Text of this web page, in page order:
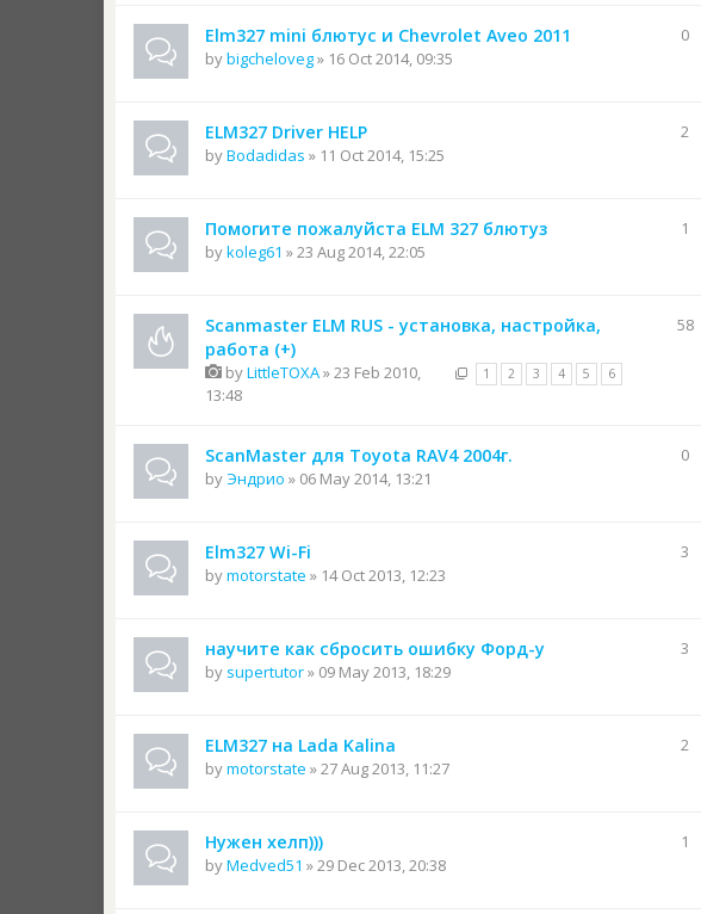
Elm327 mini блютус и Chevrolet Aveo 2011
bybigcheloveg» 16 Oct 2014, 09:35
0
ELM327 Driver HELP
byBodadidas » 11 Oct 2014, 15:25
2
Помогите пожалуйста ELM 327 блютуз
bykoleg61 » 23 Aug 2014, 22:05
1
Scanmaster ELM RUS - установка, настройка,
работа (+)
1 2 3 4 5 6
byLittleTOXA» 23 Feb 2010,
13:48
58
ScanMaster для Toyota RAV4 2004г.
byЭндрио » 06 May 2014, 13:21
0
Elm327 Wi-Fi
bymotorstate » 14 Oct 2013, 12:23
3
научите как сбросить ошибку Форд-у
by supertutor» 09 May 2013, 18:29
3
ELM327 на Lada Kalina
bymotorstate » 27 Aug 2013, 11:27
2
Нужен хелп)))
byMedved51 » 29 Dec 2013, 20:38
1